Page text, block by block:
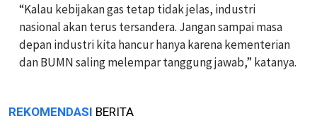
“Kalau kebijakan gas tetap tidak jelas, industri
nasional akan terus tersandera. Jangan sampai masa
depan industri kita hancur hanya karena kementerian
dan BUMN saling melempar tanggung jawab,” katanya.
REKOMENDASI BERITA